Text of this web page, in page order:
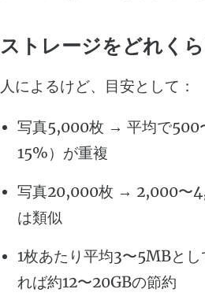
ストレージをどれく
人によるけど、目安として：
写真5,000枚 → 平均で500
15%）が重複
写真20,000枚 → 2,000〜
は類似
1枚あたり平均3〜5MBと
れば約12〜20GBの節約